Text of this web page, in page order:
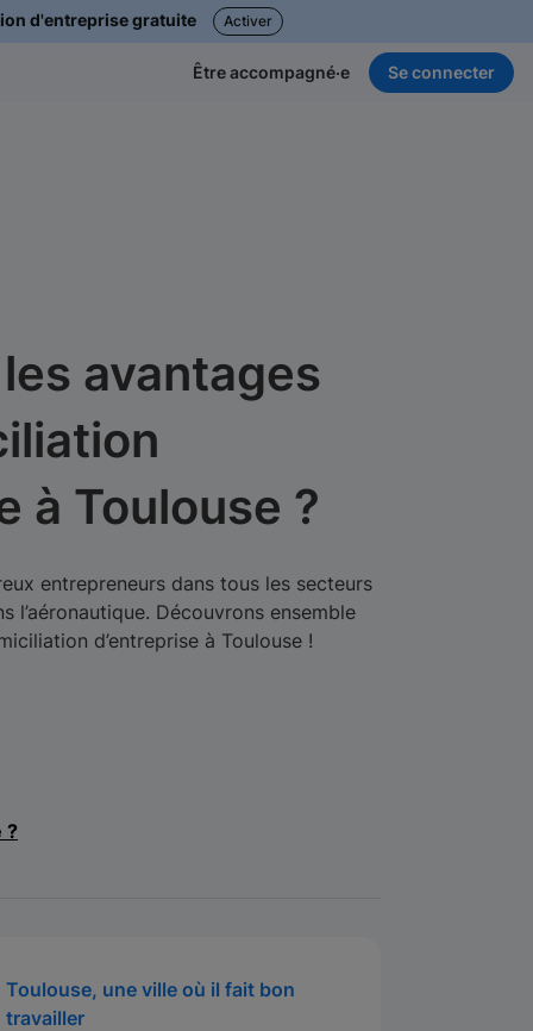
d'entreprise gratuite Activer
Être accompagné·e Se connecter
avantages
à Toulouse ?
entrepreneurs dans tous les secteurs
l’aéronautique. Découvrons ensemble
d’entreprise à Toulouse !
?
Toulouse, une ville où il fait bon
travailler